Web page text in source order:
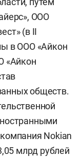
ООО
(в II
в ООО «Айкон
«Айкон
обществ.
Nokian
млрд рублей